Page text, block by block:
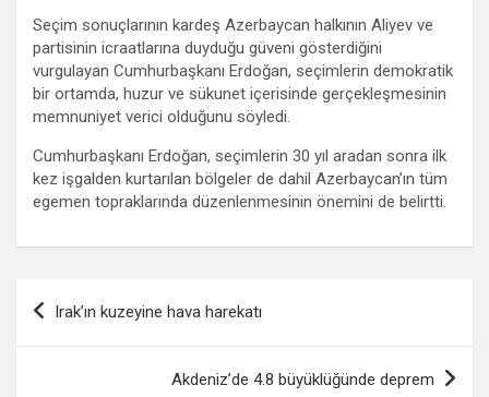
Seçim sonuçlarının kardeş Azerbaycan halkının Aliyev ve
partisinin icraatlarına duyduğu güveni gösterdiğini
vurgulayan Cumhurbaşkanı Erdoğan, seçimlerin demokratik
bir ortamda, huzur ve sükunet içerisinde gerçekleşmesinin
memnuniyet verici olduğunu söyledi.
Cumhurbaşkanı Erdoğan, seçimlerin 30 yıl aradan sonra ilk
kez işgalden kurtarılan bölgeler de dahil Azerbaycan’ın tüm
egemen topraklarında düzenlenmesinin önemini de belirtti.
Yazı
gezinmesi
Irak’ın kuzeyine hava harekatı
Akdeniz’de 4.8 büyüklüğünde deprem